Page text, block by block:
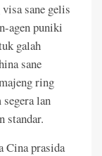
sane gelis
agen puniki
galah
sane
ring
lan
standar.
Cina prasida